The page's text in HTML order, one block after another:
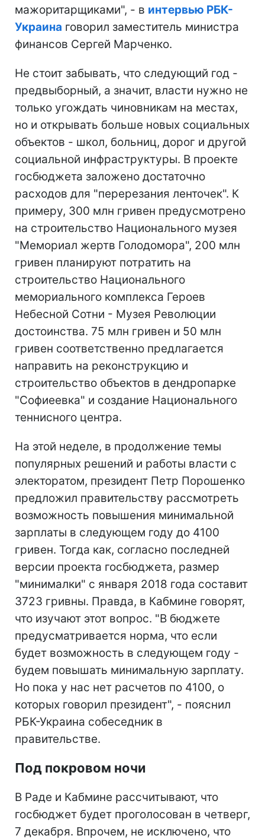
мажоритарщиками", - в интервью РБК-
Украина говорил заместитель министра
финансов Сергей Марченко.
Не стоит забывать, что следующий год -
предвыборный, а значит, власти нужно не
только угождать чиновникам на местах,
но и открывать больше новых социальных
объектов - школ, больниц, дорог и другой
социальной инфраструктуры. В проекте
госбюджета заложено достаточно
расходов для "перерезания ленточек". К
примеру, 300 млн гривен предусмотрено
на строительство Национального музея
"Мемориал жертв Голодомора", 200 млн
гривен планируют потратить на
строительство Национального
мемориального комплекса Героев
Небесной Сотни - Музея Революции
достоинства. 75 млн гривен и 50 млн
гривен соответственно предлагается
направить на реконструкцию и
строительство объектов в дендропарке
"Софиеевка" и создание Национального
теннисного центра.
На этой неделе, в продолжение темы
популярных решений и работы власти с
электоратом, президент Петр Порошенко
предложил правительству рассмотреть
возможность повышения минимальной
зарплаты в следующем году до 4100
гривен. Тогда как, согласно последней
версии проекта госбюджета, размер
"минималки" с января 2018 года составит
3723 гривны. Правда, в Кабмине говорят,
что изучают этот вопрос. "В бюджете
предусматривается норма, что если
будет возможность в следующем году -
будем повышать минимальную зарплату.
Но пока у нас нет расчетов по 4100, о
которых говорил президент", - пояснил
РБК-Украина собеседник в
правительстве.
Под покровом ночи
В Раде и Кабмине рассчитывают, что
госбюджет будет проголосован в четверг,
7 декабря. Впрочем, не исключено, что